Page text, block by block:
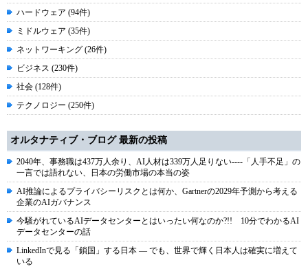
ハードウェア (94件)
ミドルウェア (35件)
ネットワーキング (26件)
ビジネス (230件)
社会 (128件)
テクノロジー (250件)
オルタナティブ・ブログ 最新の投稿
2040年、事務職は437万人余り、AI人材は339万人足りない----「人手不足」の
一言では語れない、日本の労働市場の本当の姿
AI推論によるプライバシーリスクとは何か、Gartnerの2029年予測から考える
企業のAIガバナンス
今騒がれているAIデータセンターとはいったい何なのか?!! 10分でわかるAI
データセンターの話
LinkedInで見る「鎖国」する日本 ― でも、世界で輝く日本人は確実に増えて
いる